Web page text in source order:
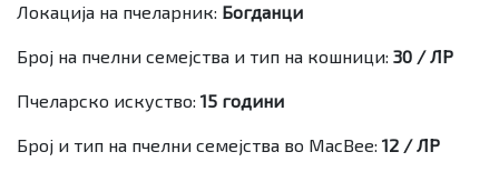
Локација на пчеларник: Богданци
Број на пчелни семејства и тип на кошници: 30 / ЛР
Пчеларско искуство: 15 години
Број и тип на пчелни семејства во MacBee: 12 / ЛР